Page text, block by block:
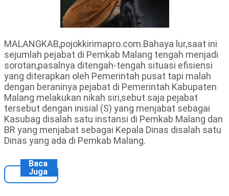
MALANGKAB,pojokkirimapro.com.Bahaya lur,saat ini
sejumlah pejabat di Pemkab Malang tengah menjadi
sorotan,pasalnya ditengah-tengah situasi efisiensi
yang diterapkan oleh Pemerintah pusat tapi malah
dengan beraninya pejabat di Pemerintah Kabupaten
Malang melakukan nikah siri,sebut saja pejabat
tersebut dengan inisial (S) yang menjabat sebagai
Kasubag disalah satu instansi di Pemkab Malang dan
BR yang menjabat sebagai Kepala Dinas disalah satu
Dinas yang ada di Pemkab Malang.
Baca
Juga